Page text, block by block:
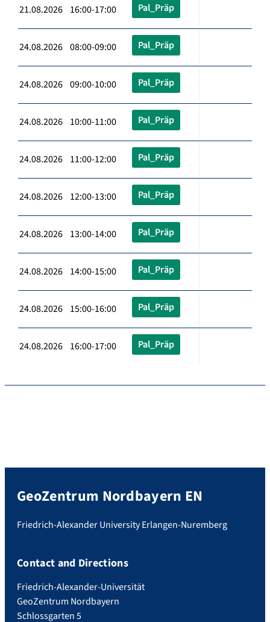
21.08.2026 16:00-17:00 Pal_Präp
24.08.2026 08:00-09:00 Pal_Präp
24.08.2026 09:00-10:00 Pal_Präp
24.08.2026 10:00-11:00 Pal_Präp
24.08.2026 11:00-12:00 Pal_Präp
24.08.2026 12:00-13:00 Pal_Präp
24.08.2026 13:00-14:00 Pal_Präp
24.08.2026 14:00-15:00 Pal_Präp
24.08.2026 15:00-16:00 Pal_Präp
24.08.2026 16:00-17:00 Pal_Präp
GeoZentrum Nordbayern EN
Friedrich-Alexander University Erlangen-Nuremberg
Contact and Directions
Friedrich-Alexander-Universität
GeoZentrum Nordbayern
Schlossgarten 5